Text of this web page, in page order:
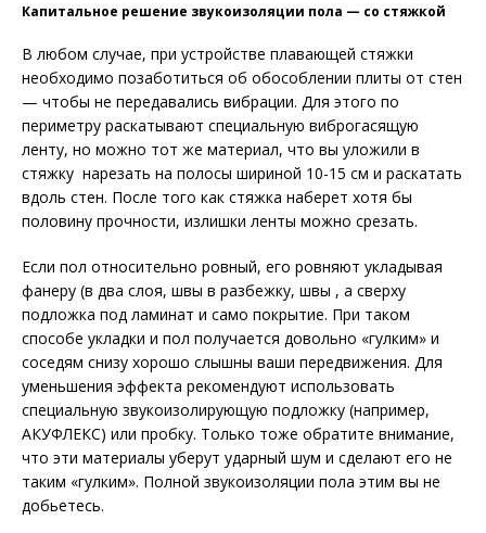
Капитальное решение звукоизоляции пола — со стяжкой
В любом случае, при устройстве плавающей стяжки
необходимо позаботиться об обособлении плиты от стен
— чтобы не передавались вибрации. Для этого по
периметру раскатывают специальную виброгасящую
ленту, но можно тот же материал, что вы уложили в
стяжку нарезать на полосы шириной 10-15 см и раскатать
вдоль стен. После того как стяжка наберет хотя бы
половину прочности, излишки ленты можно срезать.
Если пол относительно ровный, его ровняют укладывая
фанеру (в два слоя, швы в разбежку, швы , а сверху
подложка под ламинат и само покрытие. При таком
способе укладки и пол получается довольно «гулким» и
соседям снизу хорошо слышны ваши передвижения. Для
уменьшения эффекта рекомендуют использовать
специальную звукоизолирующую подложку (например,
АКУФЛЕКС) или пробку. Только тоже обратите внимание,
что эти материалы уберут ударный шум и сделают его не
таким «гулким». Полной звукоизоляции пола этим вы не
добьетесь.